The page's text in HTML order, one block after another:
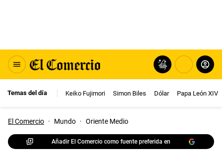
Temas del día Keiko Fujimori Simon Biles Dólar Papa León XIV
El Comercio · Mundo · Oriente Medio
Añadir El Comercio como fuente preferida en